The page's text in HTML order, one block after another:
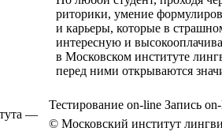
риторики, умение
и карьеры, которые в
интересную и
в Московском институте
перед ними открываются
—
Тестирование on-line Запись
© Московский институт